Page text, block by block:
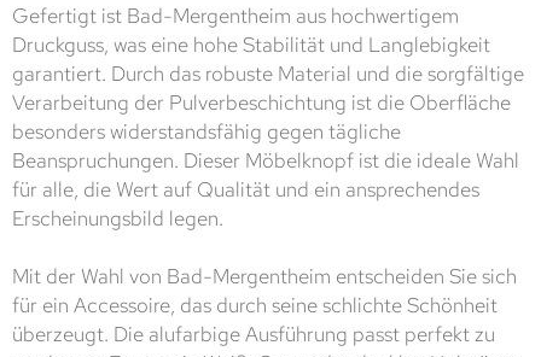
Gefertigt ist Bad-Mergentheim aus hochwertigem
Druckguss, was eine hohe Stabilität und Langlebigkeit
garantiert. Durch das robuste Material und die sorgfältige
Verarbeitung der Pulverbeschichtung ist die Oberfläche
besonders widerstandsfähig gegen tägliche
Beanspruchungen. Dieser Möbelknopf ist die ideale Wahl
für alle, die Wert auf Qualität und ein ansprechendes
Erscheinungsbild legen.
Mit der Wahl von Bad-Mergentheim entscheiden Sie sich
für ein Accessoire, das durch seine schlichte Schönheit
überzeugt. Die alufarbige Ausführung passt perfekt zu